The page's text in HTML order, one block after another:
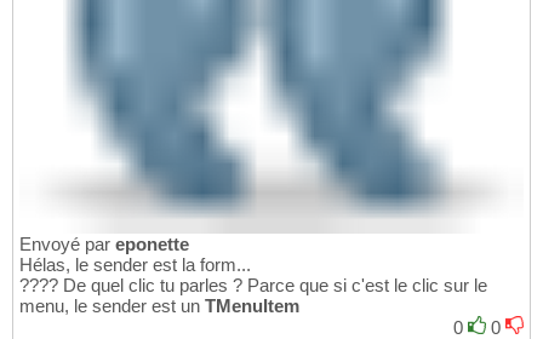
Envoyé par eponette
Hélas, le sender est la form...
???? De quel clic tu parles ? Parce que si c'est le clic sur le
menu, le sender est un TMenuItem
0
0